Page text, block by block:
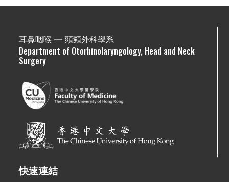
耳鼻咽喉 — 頭頸外科學系
Department of Otorhinolaryngology, Head and Neck
Surgery
快速連結